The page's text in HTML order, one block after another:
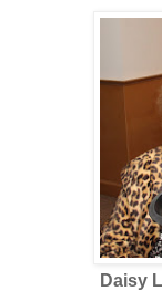
Daisy